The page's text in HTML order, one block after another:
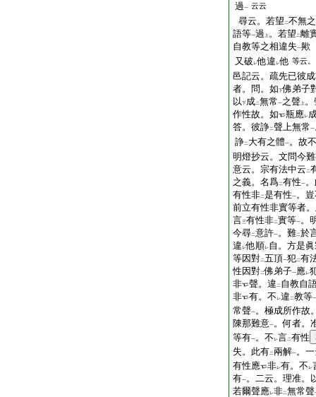
過一 云云
尋云。若望 二不無
語等一過 上 。若望 二離
自教等之相違失一歟
又破 レ他違 レ他 等云。
邑記云。疏先已彼
者。問。如下佛弟子
以下成二無常一之聲 上
作性故。如
瓶應レ
答。彼諍二聲上無常一
諍二 大有之體一。故不
明燈抄云。文問今
意云。宗有法中云 二
之義。名爲二有性一
有性非二是有性一。
前立有性非實等者
言三有性非二實等一。
今尋二意許一。難二於
違 レ他順レ自。方是
等因對二五頂一犯二有
性因對二佛弟子一應レ
非
聲。違 二 自教自
非
有。不 レ違 二教等一
常聲一。極成所作故
陳那難意一。何者。
等有一。不 レ言二有性
失。此有二兩解一。
有性應
非レ有。不 レ
有一。二云。理准。
若爾聲應レ非二無常聲